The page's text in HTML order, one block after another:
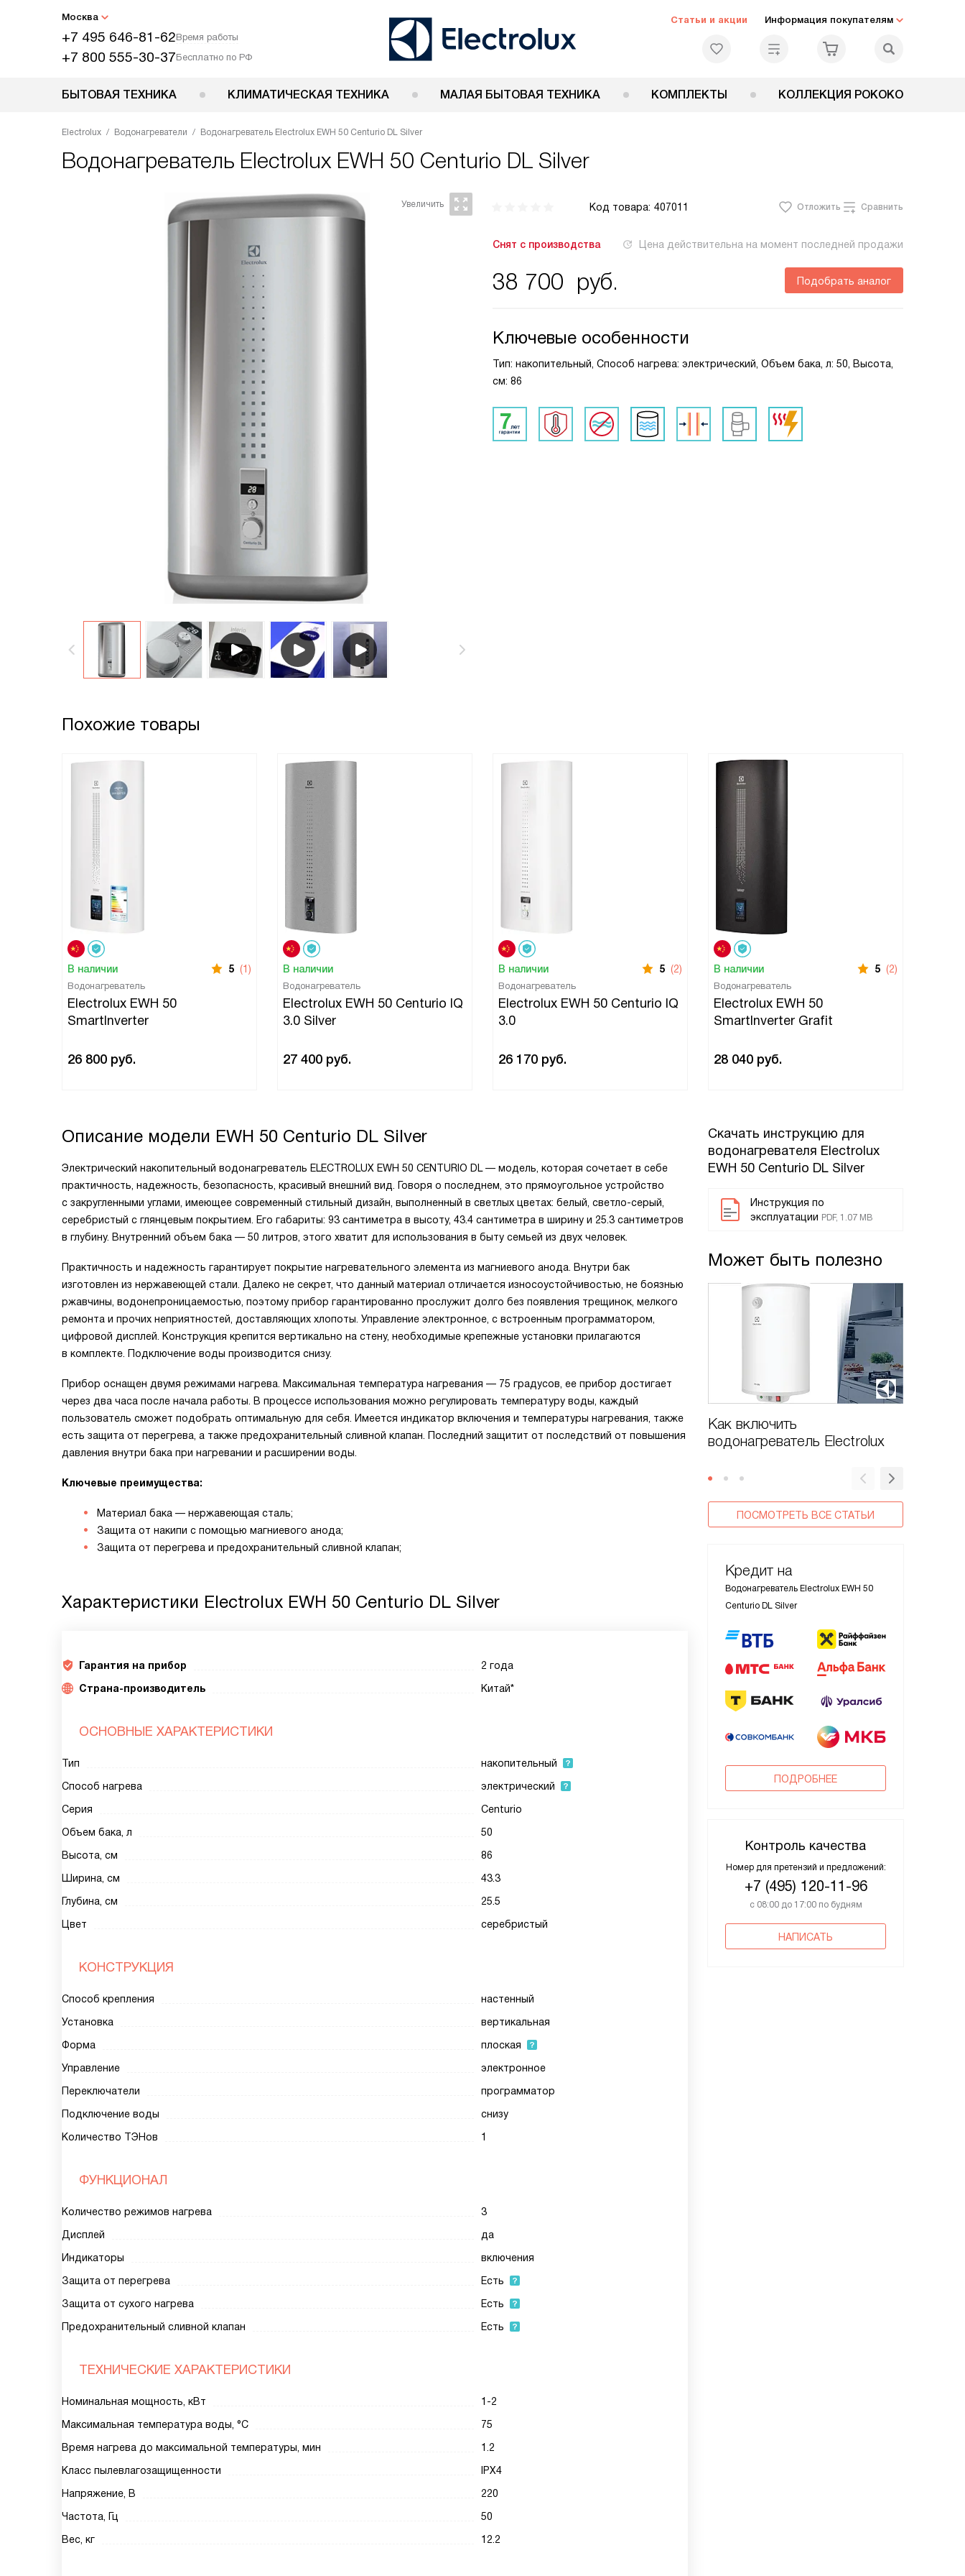
Москва
+7 495 646-81-62Время работы
+7 800 555-30-37Бесплатно по РФ
Статьи и акции Информация покупателям
БЫТОВАЯ ТЕХНИКА КЛИМАТИЧЕСКАЯ ТЕХНИКА МАЛАЯ БЫТОВАЯ ТЕХНИКА КОМПЛЕКТЫ КОЛЛЕКЦИЯ РОКОКО
Electrolux Водонагреватели Водонагреватель Electrolux EWH 50 Centurio DL Silver
Водонагреватель Electrolux EWH 50 Centurio DL Silver
Код товара: 407011 Отложить Сравнить
Снят с производства Цена действительна на момент последней продажи
38 700 руб. Подобрать аналог
Ключевые особенности
Тип: накопительный, Способ нагрева: электрический, Объем бака, л: 50, Высота,
см: 86
Похожие товары
В наличии 5 (1)
Водонагреватель
Electrolux EWH 50
SmartInverter
26 800 руб.
В наличии
Водонагреватель
Electrolux EWH 50 Centurio IQ
3.0 Silver
27 400 руб.
В наличии 5 (2)
Водонагреватель
Electrolux EWH 50 Centurio IQ
3.0
26 170 руб.
В наличии 5 (2)
Водонагреватель
Electrolux EWH 50
SmartInverter Grafit
28 040 руб.
Скачать инструкцию для
водонагревателя Electrolux
EWH 50 Centurio DL Silver
Инструкция по
эксплуатации PDF, 1.07 MB
Может быть полезно
Как включить
водонагреватель Electrolux
ПОСМОТРЕТЬ ВСЕ СТАТЬИ
Кредит на
Водонагреватель Electrolux EWH 50
Centurio DL Silver
ПОДРОБНЕЕ
Контроль качества
Номер для претензий и предложений:
+7 (495) 120-11-96
с 08:00 до 17:00 по будням
НАПИСАТЬ
Описание модели EWH 50 Centurio DL Silver
Электрический накопительный водонагреватель ELECTROLUX EWH 50 CENTURIO DL — модель, которая сочетает в себе
практичность, надежность, безопасность, красивый внешний вид. Говоря о последнем, это прямоугольное устройство
с закругленными углами, имеющее современный стильный дизайн, выполненный в светлых цветах: белый, светло-серый,
серебристый с глянцевым покрытием. Его габариты: 93 сантиметра в высоту, 43.4 сантиметра в ширину и 25.3 сантиметров
в глубину. Внутренний объем бака — 50 литров, этого хватит для использования в быту семьей из двух человек.
Практичность и надежность гарантирует покрытие нагревательного элемента из магниевого анода. Внутри бак
изготовлен из нержавеющей стали. Далеко не секрет, что данный материал отличается износоустойчивостью, не боязнью
ржавчины, водонепроницаемостью, поэтому прибор гарантированно прослужит долго без появления трещинок, мелкого
ремонта и прочих неприятностей, доставляющих хлопоты. Управление электронное, с встроенным программатором,
цифровой дисплей. Конструкция крепится вертикально на стену, необходимые крепежные установки прилагаются
в комплекте. Подключение воды производится снизу.
Прибор оснащен двумя режимами нагрева. Максимальная температура нагревания — 75 градусов, ее прибор достигает
через два часа после начала работы. В процессе использования можно регулировать температуру воды, каждый
пользователь сможет подобрать оптимальную для себя. Имеется индикатор включения и температуры нагревания, также
есть защита от перегрева, а также предохранительный сливной клапан. Последний защитит от последствий от повышения
давления внутри бака при нагревании и расширении воды.
Ключевые преимущества:
Материал бака — нержавеющая сталь;
Защита от накипи с помощью магниевого анода;
Защита от перегрева и предохранительный сливной клапан;
Характеристики Electrolux EWH 50 Centurio DL Silver
Гарантия на прибор
2 года
Страна-производитель
Китай*
ОСНОВНЫЕ ХАРАКТЕРИСТИКИ
Тип
накопительный
Способ нагрева
электрический
Серия
Centurio
Объем бака, л
50
Высота, см
86
Ширина, см
43.3
Глубина, см
25.5
Цвет
серебристый
КОНСТРУКЦИЯ
Способ крепления
настенный
Установка
вертикальная
Форма
плоская
Управление
электронное
Переключатели
программатор
Подключение воды
снизу
Количество ТЭНов
1
ФУНКЦИОНАЛ
Количество режимов нагрева
3
Дисплей
да
Индикаторы
включения
Защита от перегрева
Есть
Защита от сухого нагрева
Есть
Предохранительный сливной клапан
Есть
ТЕХНИЧЕСКИЕ ХАРАКТЕРИСТИКИ
Номинальная мощность, кВт
1-2
Максимальная температура воды, °С
75
Время нагрева до максимальной температуры, мин
1.2
Класс пылевлагозащищенности
IPX4
Напряжение, В
220
Частота, Гц
50
Вес, кг
12.2